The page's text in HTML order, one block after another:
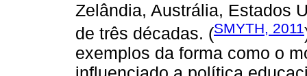
Zelândia, Austrália, Estados
de três décadas. (SMYTH, 2011
exemplos da forma como o